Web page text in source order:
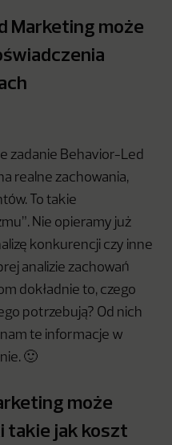
Marketing może
zadanie Behavior-Led
realne zachowania,
To takie
Nie opieramy już
konkurencji czy inne
analizie zachowań
dokładnie to, czego
potrzebują? Od nich
te informacje w
🙂
może
takie jak koszt